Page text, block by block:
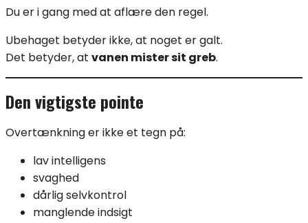
Du er i gang med at aflære den regel.
Ubehaget betyder ikke, at noget er galt.
Det betyder, at vanen mister sit greb.
Den vigtigste pointe
Overtænkning er ikke et tegn på:
lav intelligens
svaghed
dårlig selvkontrol
manglende indsigt